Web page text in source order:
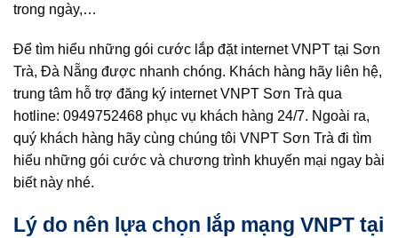
trong ngày,…
Để tìm hiểu những gói cước lắp đặt internet VNPT tại Sơn
Trà, Đà Nẵng được nhanh chóng. Khách hàng hãy liên hệ,
trung tâm hỗ trợ đăng ký internet VNPT Sơn Trà qua
hotline: 0949752468 phục vụ khách hàng 24/7. Ngoài ra,
quý khách hàng hãy cùng chúng tôi VNPT Sơn Trà đi tìm
hiểu những gói cước và chương trình khuyến mại ngay bài
biết này nhé.
Lý do nên lựa chọn lắp mạng VNPT tại